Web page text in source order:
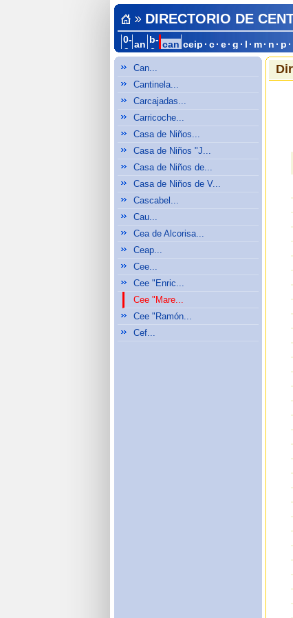
DIRECTORIO DE
0-
a
an b-
c
can ceip · c · e · g · · m · n · p ·
Can...
Cantinela...
Carcajadas...
Carricoche...
Casa de Niños...
Casa de Niños "J...
Casa de Niños de...
Casa de Niños de V...
Cascabel...
Cau...
Cea de Alcorisa...
Ceap...
Cee...
Cee "Enric...
Cee "Mare...
Cee "Ramón...
Cef...